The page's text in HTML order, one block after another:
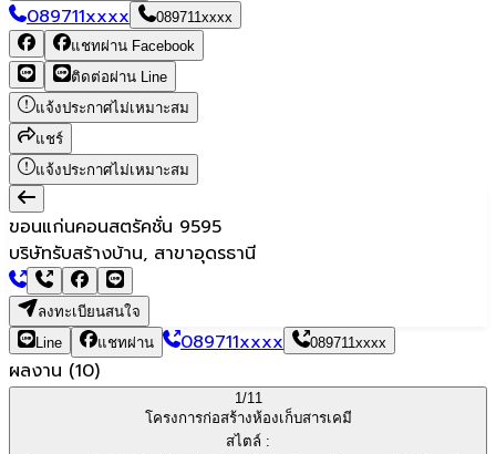
089711xxxx
089711xxxx
แชทผ่าน Facebook
ติดต่อผ่าน Line
แจ้งประกาศไม่เหมาะสม
แชร์
แจ้งประกาศไม่เหมาะสม
ขอนแก่นคอนสตรัคชั่น 9595
บริษัทรับสร้างบ้าน, สาขาอุดรธานี
ลงทะเบียนสนใจ
Line
แชทผ่าน 089711xxxx 089711xxxx
ผลงาน (10)
1/11
โครงการก่อสร้างห้องเก็บสารเคมี
สไตล์ :